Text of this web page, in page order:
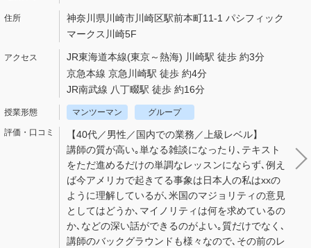
神奈川県川崎市川崎区駅前本町11-1 パシフィック
マークス川崎5F
JR東海道本線(東京～熱海) 川崎駅 徒歩 約3分
京急本線 京急川崎駅 徒歩 約4分
JR南武線 八丁畷駅 徒歩 約16分
マンツーマン グループ
【40代／男性／国内での業務／上級レベル】
講師の質が高い｡単なる雑談になったり､テキスト
をただ進めるだけの単調なレッスンにならず､例え
ば今アメリカで起きてる事象は日本人の私はxxの
ように理解しているが､米国のマジョリティの意見
としてはどうか､マイノリティは何を求めているの
か､などの深い話ができるのがよい｡質だけでなく､
講師のバックグラウンドも様々なので､その前のレ